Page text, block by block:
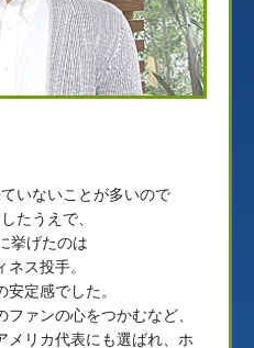
いないことが多いので
たうえで、
挙げたのは
ス投手。
定感でした。
ァンの心をつかむなど、
メリカ代表にも選ばれ、ホ